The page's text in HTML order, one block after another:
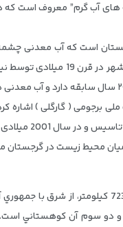
است که آب معدنی چشمه
جهانگردان تور
ملی برجومی ( گارگلی )
اروپا
محیط زیست در